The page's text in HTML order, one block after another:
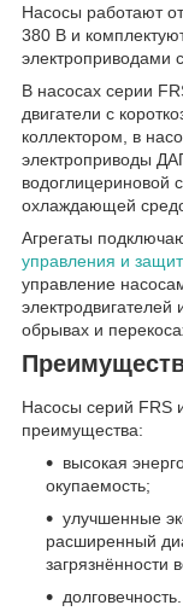
Насосы работают
380 В и
электроприводами
В насосах серии
двигатели с
коллектором, в
электроприводы
водоглицериновой
охлаждающей
Агрегаты
управления и
управление
электродвигателей
обрывах и
Насосы серий FRS
преимущества:
высокая
окупаемость;
улучшенные
расширенный
загрязнённости